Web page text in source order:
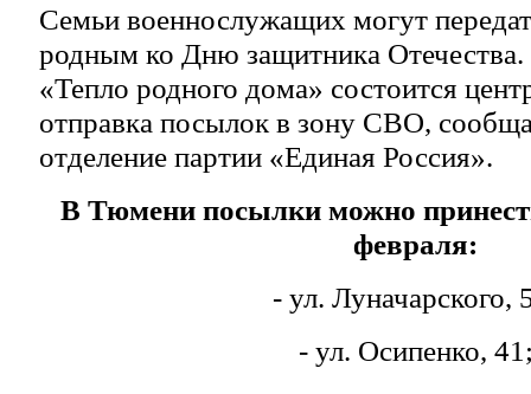
Семьи военнослужащих могут
родным ко Дню защитника Отечества.
«Тепло родного дома» состоится
отправка посылок в зону СВО,
отделение партии «Единая Россия».
В Тюмени посылки можно
февраля:
- ул. Луначарского,
- ул. Осипенко,